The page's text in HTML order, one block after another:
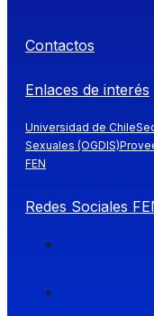
Contactos
Enlaces de interés
Universidad de Chile
Sexuales (OGDIS)
FEN
Redes Sociales